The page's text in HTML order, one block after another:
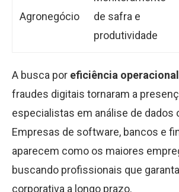
Agronegócio
de safra e
produtividade
A busca por eficiência operacional
fraudes digitais tornaram a
especialistas em análise de dados
Empresas de software, bancos e
aparecem como os maiores
buscando profissionais que
corporativa a longo prazo.